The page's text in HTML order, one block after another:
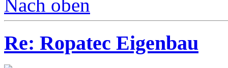
Nach oben
Re: Ropatec Eigenbau